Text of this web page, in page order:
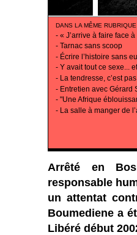
DANS LA MÊME RUBRIQUE
- « J’arrive à faire face
- Tarnac sans scoop
- Écrire l’histoire sans
- Y avait tout ce sexe...
- La tendresse, c’est
- Entretien avec Gérard
- "Une Afrique
- La salle à manger de
Arrêté en
responsable
un attentat
Boumediene a
Libéré début